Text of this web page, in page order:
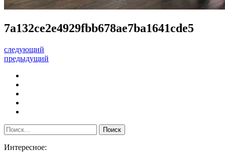
7a132ce2e4929fbb678ae7ba1641cde5
следующий
предыдущий
Интересное: